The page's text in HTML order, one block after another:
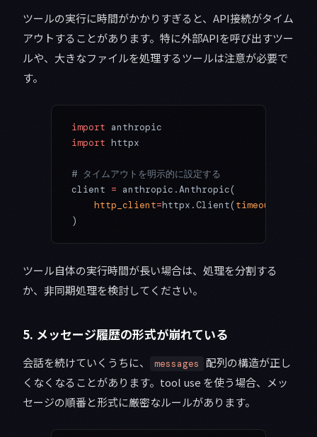
ツールの実行に時間がかかりすぎると、API接続がタイム
アウトすることがあります。特に外部APIを呼び出すツー
ルや、大きなファイルを処理するツールは注意が必要で
す。
import anthropic
import httpx
# タイムアウトを明示的に設定する
client = anthropic.Anthropic(
    http_client
=httpx.Client(timeout
)
ツール自体の実行時間が長い場合は、処理を分割する
か、非同期処理を検討してください。
5. メッセージ履歴の形式が崩れている
会話を続けていくうちに、 messages
配列の構造が正し
くなくなることがあります。tool use を使う場合、メッ
セージの順番と形式に厳密なルールがあります。